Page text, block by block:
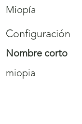
Miopía
Configuración
Nombre corto
miopia